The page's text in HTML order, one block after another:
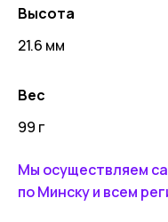
Высота
21.6 мм
Вес
99 г
Мы осуществляем
по Минску и всем